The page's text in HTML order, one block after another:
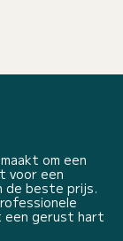
om een
voor een
de beste prijs.
een gerust hart